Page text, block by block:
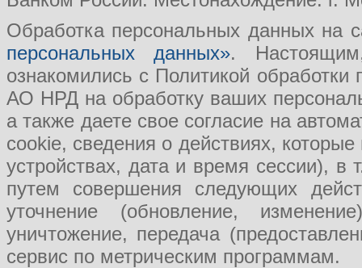
Обработка персональных данных на
персональных данных».
ознакомились с Политикой
АО НРД на обработку ваших
а также даете свое согласие на
cookie, сведения о действиях,
устройствах, дата и время сессии), в
путем совершения следующих
уточнение (обновление,
уничтожение, передача
сервис по метрическим программам.